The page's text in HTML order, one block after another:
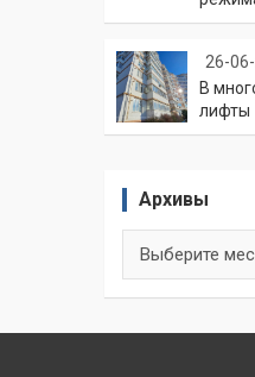
26-
В
лифты
Архивы